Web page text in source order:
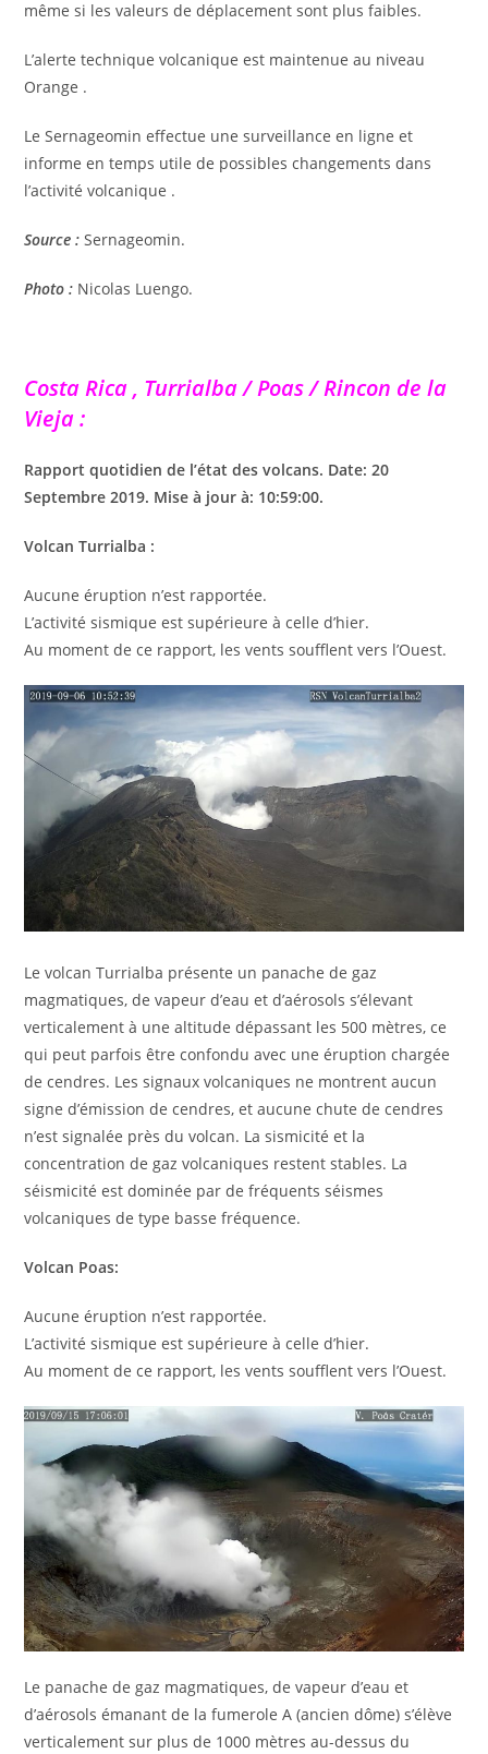
même si les valeurs de déplacement sont plus faibles.
L’alerte technique volcanique est maintenue au niveau
Orange .
Le Sernageomin effectue une surveillance en ligne et
informe en temps utile de possibles changements dans
l’activité volcanique .
Source : Sernageomin.
Photo : Nicolas Luengo.
Costa Rica , Turrialba / Poas / Rincon de la
Vieja :
Rapport quotidien de l’état des volcans. Date: 20
Septembre 2019. Mise à jour à: 10:59:00.
Volcan Turrialba :
Aucune éruption n’est rapportée.
L’activité sismique est supérieure à celle d’hier.
Au moment de ce rapport, les vents soufflent vers l’Ouest.
Le volcan Turrialba présente un panache de gaz
magmatiques, de vapeur d’eau et d’aérosols s’élevant
verticalement à une altitude dépassant les 500 mètres, ce
qui peut parfois être confondu avec une éruption chargée
de cendres. Les signaux volcaniques ne montrent aucun
signe d’émission de cendres, et aucune chute de cendres
n’est signalée près du volcan. La sismicité et la
concentration de gaz volcaniques restent stables. La
séismicité est dominée par de fréquents séismes
volcaniques de type basse fréquence.
Volcan Poas:
Aucune éruption n’est rapportée.
L’activité sismique est supérieure à celle d’hier.
Au moment de ce rapport, les vents soufflent vers l’Ouest.
Le panache de gaz magmatiques, de vapeur d’eau et
d’aérosols émanant de la fumerole A (ancien dôme) s’élève
verticalement sur plus de 1000 mètres au-dessus du